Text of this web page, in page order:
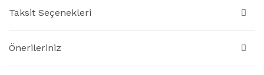
Taksit Seçenekleri
Önerileriniz